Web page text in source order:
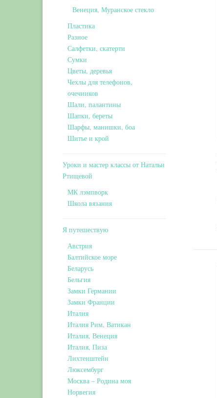
Венеция, Муранское стекло
Пластика
Разное
Салфетки, скатерти
Сумки
Цветы, деревья
Чехлы для телефонов,
очечников
Шали, палантины
Шапки, береты
Шарфы, манишки, боа
Шитье и крой
Уроки и мастер классы от Натальи
Ртищевой
МК лэмпворк
Школа вязания
Я путешествую
Австрия
Балтийское море
Беларусь
Бельгия
Замки Германии
Замки Франции
Италия
Италия Рим, Ватикан
Италия, Венеция
Италия, Пиза
Лихтенштейн
Люксембург
Москва – Родина моя
Норвегия